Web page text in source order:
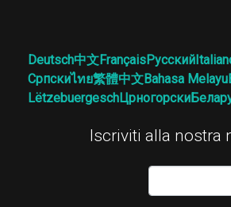
Deutsch中文FrançaisРусский
Српскиไทย繁體中文Bahasa Melayu
LëtzebuergeschЦрногорски
Iscriviti alla nostra